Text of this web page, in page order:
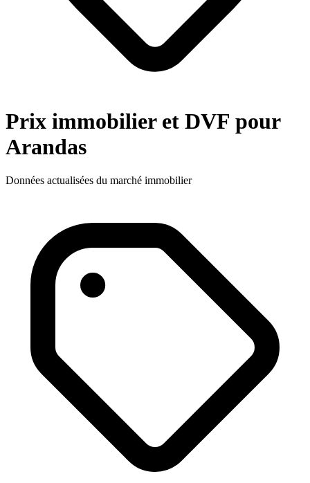
Prix immobilier et DVF pour
Arandas
Données actualisées du marché immobilier